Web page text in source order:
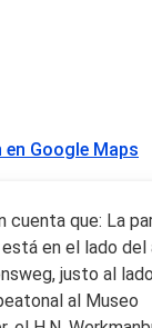
Google Maps
cuenta que: La
en el lado del
justo al
al Museo